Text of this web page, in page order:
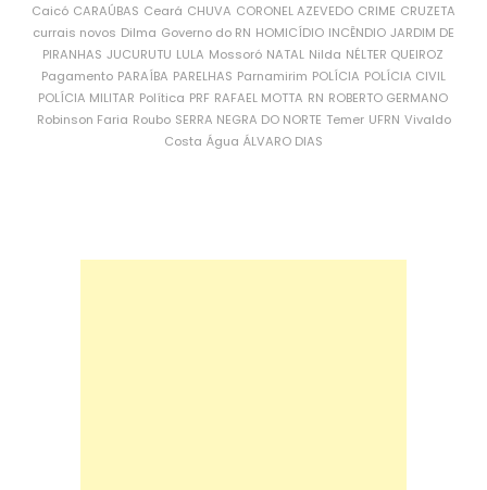
Caicó CARAÚBAS Ceará CHUVA CORONEL AZEVEDO CRIME CRUZETA
currais novos Dilma Governo do RN HOMICÍDIO INCÊNDIO JARDIM DE
PIRANHAS JUCURUTU LULA Mossoró NATAL Nilda NÉLTER QUEIROZ
Pagamento PARAÍBA PARELHAS Parnamirim POLÍCIA POLÍCIA CIVIL
POLÍCIA MILITAR Política PRF RAFAEL MOTTA RN ROBERTO GERMANO
Robinson Faria Roubo SERRA NEGRA DO NORTE Temer UFRN Vivaldo
Costa Água ÁLVARO DIAS